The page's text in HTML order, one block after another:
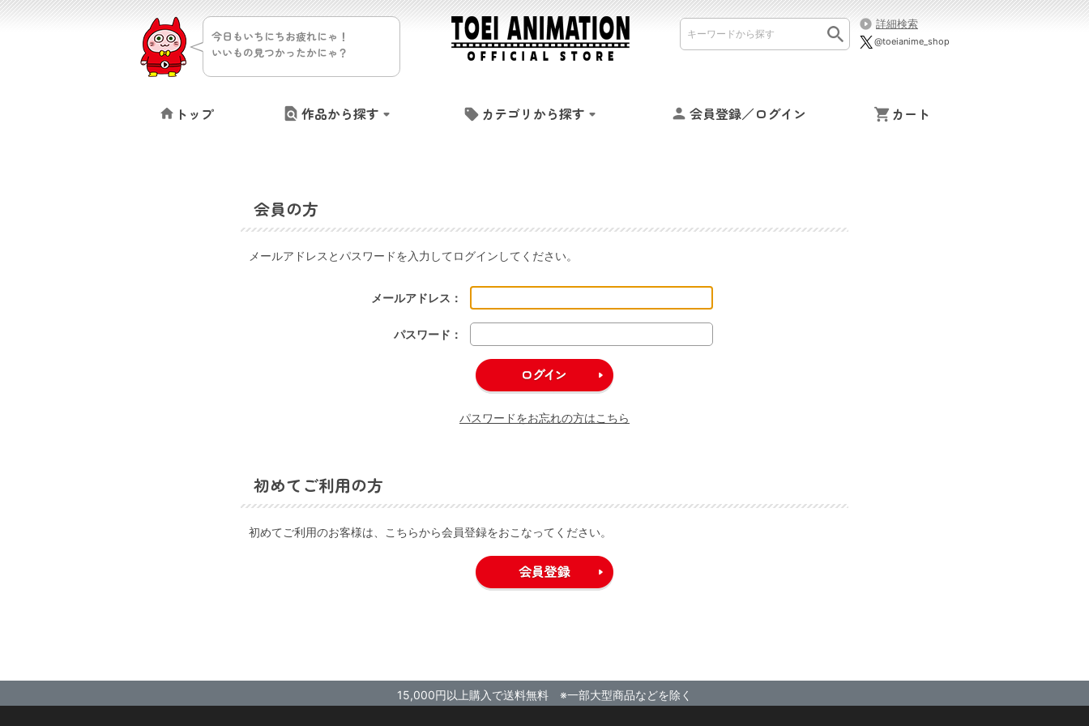
今日もいちにちお疲れにゃ！
いいもの見つかったかにゃ？
詳細検索
@toeianime_shop
トップ 作品から探す カテゴリから探す 会員登録／ログイン カート
会員の方
メールアドレスとパスワードを入力してログインしてください。
メールアドレス：
パスワード：
パスワードをお忘れの方はこちら
初めてご利用の方
初めてご利用のお客様は、こちらから会員登録をおこなってください。
15,000円以上購入で送料無料 ※一部大型商品などを除く